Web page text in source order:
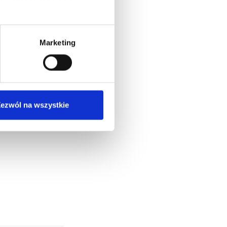
Marketing
na wszystkie